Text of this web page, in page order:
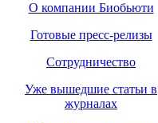
О компании Биобьюти
Готовые пресс-релизы
Сотрудничество
Уже вышедшие статьи в
журналах